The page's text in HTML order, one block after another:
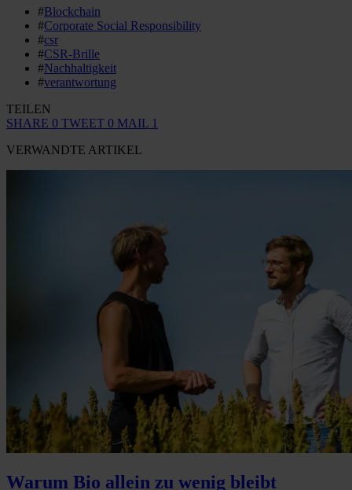
#Blockchain
#Corporate Social Responsibility
#csr
#CSR-Brille
#Nachhaltigkeit
#verantwortung
TEILEN
SHARE 0 TWEET 0 MAIL 1
VERWANDTE ARTIKEL
Warum Bio allein zu wenig bleibt